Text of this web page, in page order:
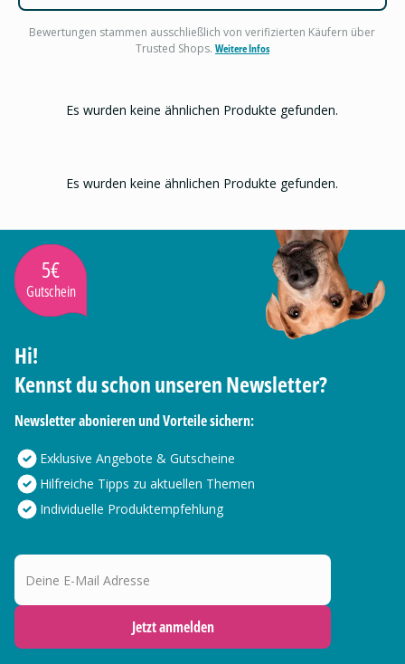
Bewertungen stammen ausschließlich von verifizierten Käufern über
Trusted Shops. Weitere Infos
Es wurden keine ähnlichen Produkte gefunden.
Es wurden keine ähnlichen Produkte gefunden.
5€
Gutschein
Hi!
Kennst du schon unseren Newsletter?
Newsletter abonieren und Vorteile sichern:
Exklusive Angebote & Gutscheine
Hilfreiche Tipps zu aktuellen Themen
Individuelle Produktempfehlung
Deine E-Mail Adresse
Jetzt anmelden